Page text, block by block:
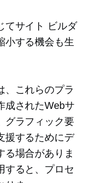
てサイト ビルダ
小する機会も生
、これらのプラ
成されたWebサ
グラフィック要
援するためにデ
る場合がありま
すると、プロセ